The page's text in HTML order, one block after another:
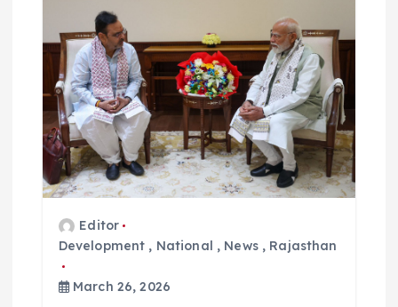
Editor
Development , National , News, Rajasthan
March 26, 2026